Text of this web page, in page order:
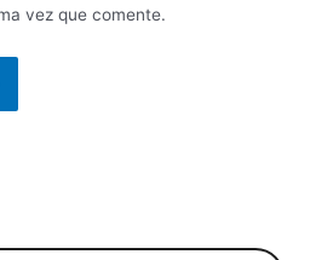
vez que comente.